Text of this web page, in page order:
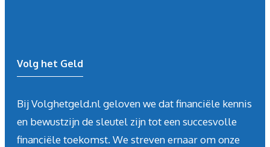
Volg het Geld
Bij Volghetgeld.nl geloven we dat financiële kennis
en bewustzijn de sleutel zijn tot een succesvolle
financiële toekomst. We streven ernaar om onze